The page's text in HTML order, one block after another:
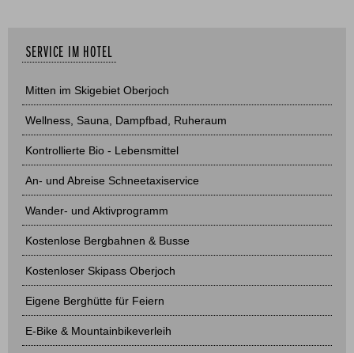
SERVICE IM HOTEL
Mitten im Skigebiet Oberjoch
Wellness, Sauna, Dampfbad, Ruheraum
Kontrollierte Bio - Lebensmittel
An- und Abreise Schneetaxiservice
Wander- und Aktivprogramm
Kostenlose Bergbahnen & Busse
Kostenloser Skipass Oberjoch
Eigene Berghütte für Feiern
E-Bike & Mountainbikeverleih